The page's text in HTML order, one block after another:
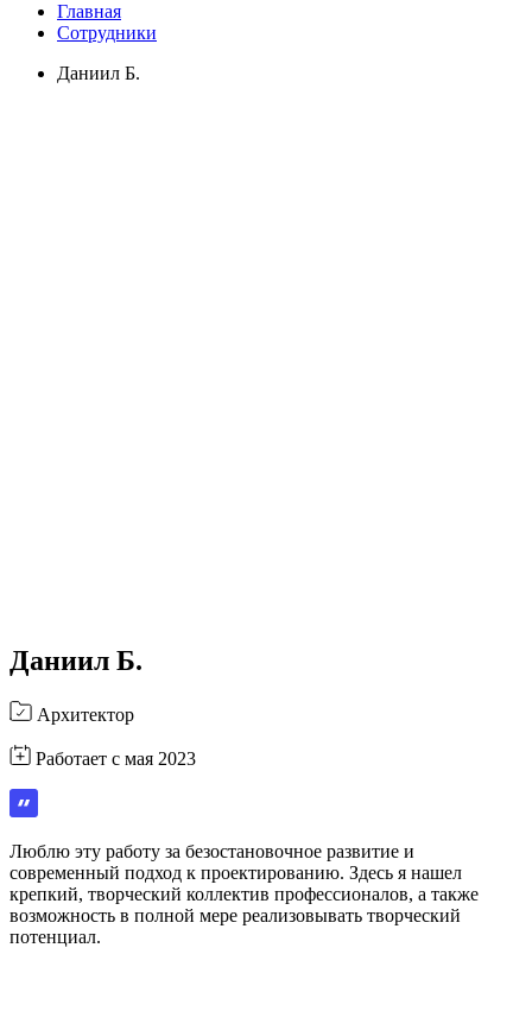
Главная
Сотрудники
Даниил Б.
Даниил Б.
Архитектор
Работает с мая 2023
Люблю эту работу за безостановочное развитие и
современный подход к проектированию. Здесь я нашел
крепкий, творческий коллектив профессионалов, а также
возможность в полной мере реализовывать творческий
потенциал.